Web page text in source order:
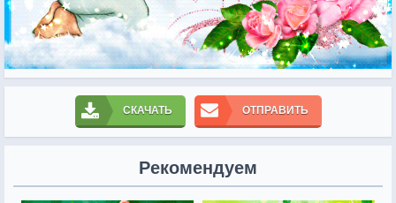
СКАЧАТЬ ОТПРАВИТЬ
Рекомендуем